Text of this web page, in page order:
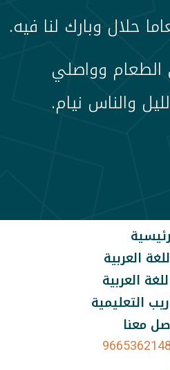
حلال وبارك لنا فيه.
وواصلي
والناس نيام.
العربية
العربية
التعليمية
معنا